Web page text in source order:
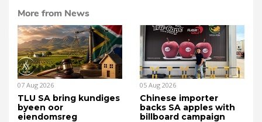
More from News
07 Aug 2026
TLU SA bring kundiges
byeen oor
eiendomsreg
05 Aug 2026
Chinese importer
backs SA apples with
billboard campaign